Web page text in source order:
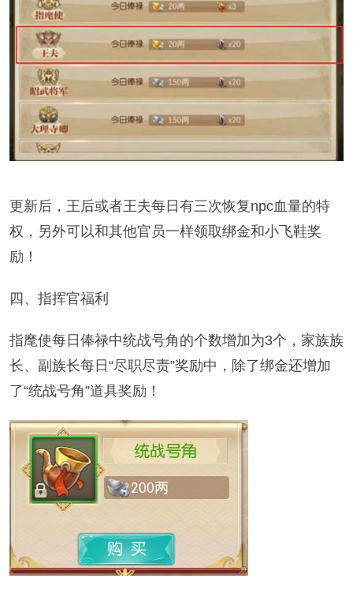
更新后，王后或者王夫每日有三次恢复npc血量的特
权，另外可以和其他官员一样领取绑金和小飞鞋奖
励！
四、指挥官福利
指麾使每日俸禄中统战号角的个数增加为3个，家族族
长、副族长每日“尽职尽责”奖励中，除了绑金还增加
了“统战号角”道具奖励！